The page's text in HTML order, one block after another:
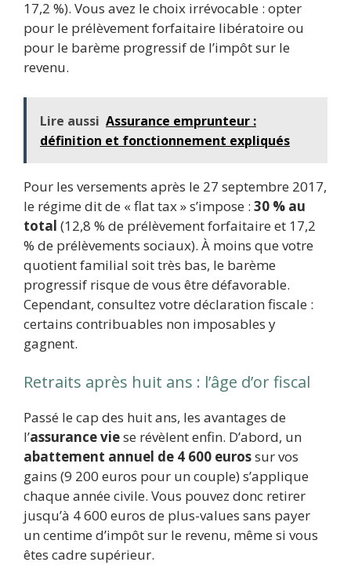
17,2 %). Vous avez le choix irrévocable : opter
pour le prélèvement forfaitaire libératoire ou
pour le barème progressif de l’impôt sur le
revenu.
Lire aussi Assurance emprunteur :
définition et fonctionnement expliqués
Pour les versements après le 27 septembre 2017,
le régime dit de « flat tax » s’impose : 30 % au
total (12,8 % de prélèvement forfaitaire et 17,2
% de prélèvements sociaux). À moins que votre
quotient familial soit très bas, le barème
progressif risque de vous être défavorable.
Cependant, consultez votre déclaration fiscale :
certains contribuables non imposables y
gagnent.
Retraits après huit ans : l’âge d’or fiscal
Passé le cap des huit ans, les avantages de
l’assurance viese révèlent enfin. D’abord, un
abattement annuel de 4 600 eurossur vos
gains (9 200 euros pour un couple) s’applique
chaque année civile. Vous pouvez donc retirer
jusqu’à 4 600 euros de plus-values sans payer
un centime d’impôt sur le revenu, même si vous
êtes cadre supérieur.